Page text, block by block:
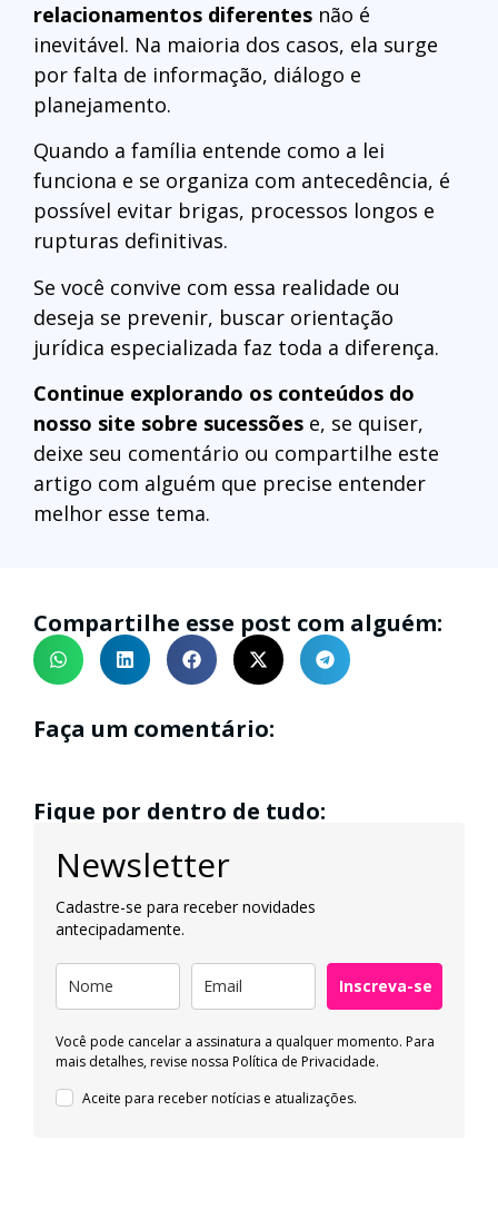
relacionamentos diferentes não é
inevitável. Na maioria dos casos, ela surge
por falta de informação, diálogo e
planejamento.
Quando a família entende como a lei
funciona e se organiza com antecedência, é
possível evitar brigas, processos longos e
rupturas definitivas.
Se você convive com essa realidade ou
deseja se prevenir, buscar orientação
jurídica especializada faz toda a diferença.
Continue explorando os conteúdos do
nosso site sobre sucessões e, se quiser,
deixe seu comentário ou compartilhe este
artigo com alguém que precise entender
melhor esse tema.
Compartilhe esse post com alguém:
Faça um comentário:
Fique por dentro de tudo:
Newsletter
Cadastre-se para receber novidades
antecipadamente.
Inscreva-se
Você pode cancelar a assinatura a qualquer momento. Para
mais detalhes, revise nossa Política de Privacidade.
Aceite para receber notícias e atualizações.